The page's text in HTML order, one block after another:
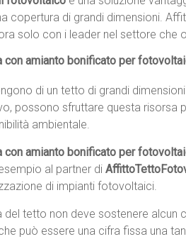
copertura di grandi dimensioni.
solo con i leader nel settore che
amianto bonificato per
di un tetto di grandi
possono sfruttare questa risorsa
ambientale.
amianto bonificato per
al partner di
di impianti fotovoltaici.
del tetto non deve sostenere alcun
può essere una cifra fissa una